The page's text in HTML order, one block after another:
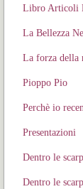
Libro Articoli
La Bellezza
La forza della
Pioppo Pio
Perchè io
Presentazioni
Dentro le
Dentro le